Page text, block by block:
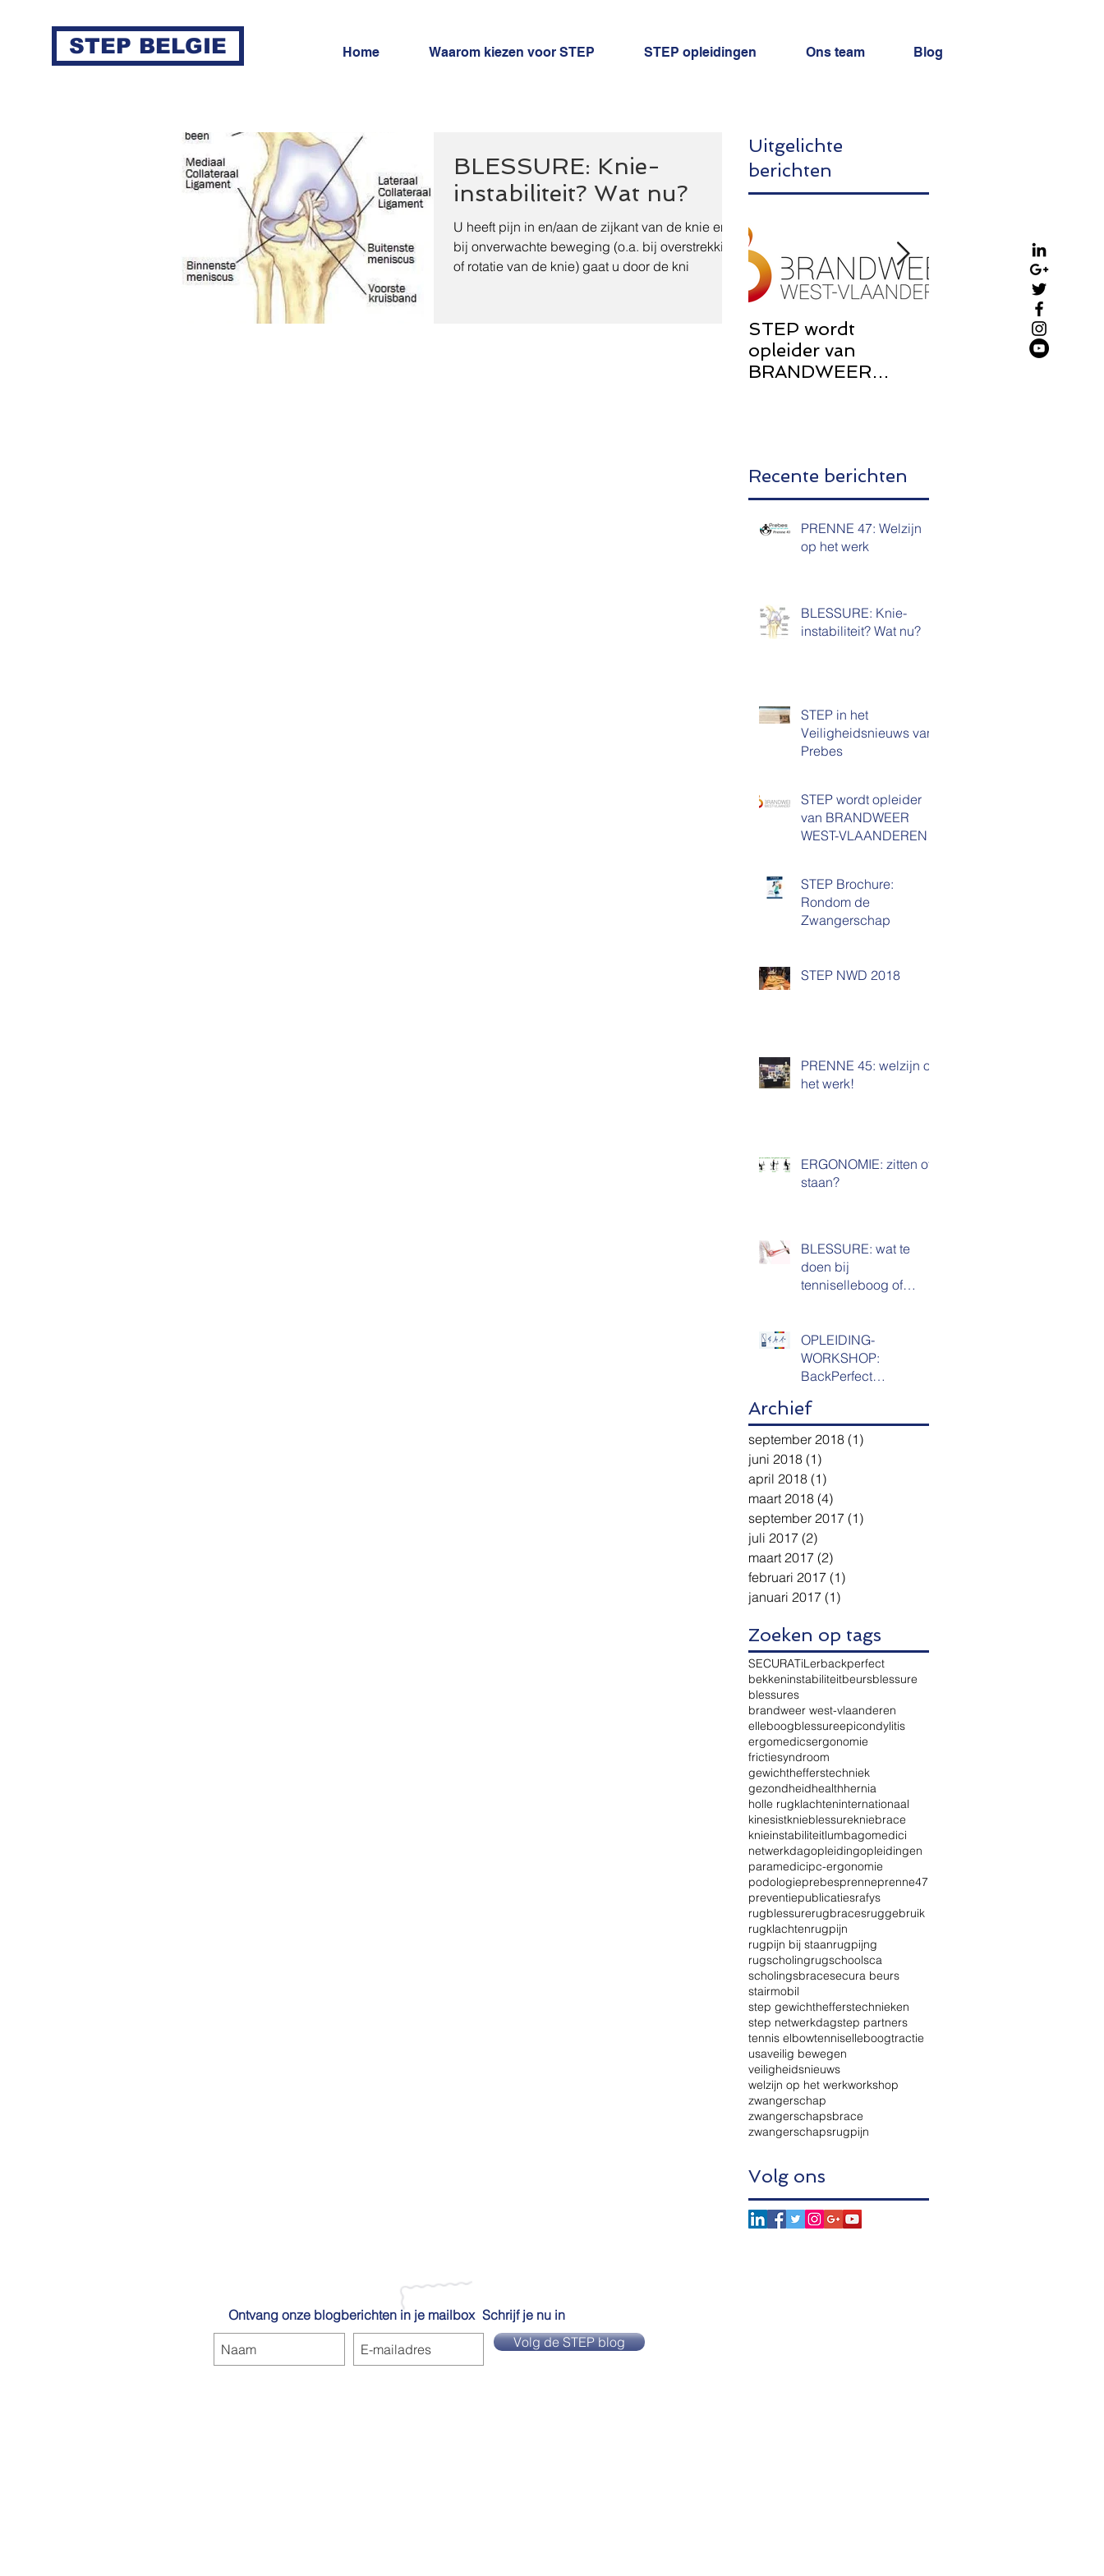
STEP BELGIE Home Waarom kiezen voor STEP STEP opleidingen Ons team Blog
BLESSURE: Knie-
instabiliteit? Wat nu?
U heeft pijn in en/aan de zijkant van de knie en
bij onverwachte beweging (o.a. bij overstrekking
of rotatie van de knie) gaat u door de kni
Uitgelichte
berichten
STEP wordt
opleider van
BRANDWEER
STEP Brochure:
Rondom de
Recente berichten
PRENNE 47: Welzijn
op het werk
BLESSURE: Knie-
instabiliteit? Wat nu?
STEP in het
Veiligheidsnieuws van
Prebes
STEP wordt opleider
van BRANDWEER
WEST-VLAANDEREN
STEP Brochure:
Rondom de
Zwangerschap
STEP NWD 2018
PRENNE 45: welzijn op
het werk!
ERGONOMIE: zitten of
staan?
BLESSURE: wat te
doen bij
tenniselleboog of
OPLEIDING-
WORKSHOP:
BackPerfect
kinesisten & (para)
medici
Archief
september 2018 (1)
juni 2018 (1)
april 2018 (1)
maart 2018 (4)
september 2017 (1)
juli 2017 (2)
maart 2017 (2)
februari 2017 (1)
januari 2017 (1)
Zoeken op tags
SECURATiLerbackperfect
bekkeninstabiliteitbeursblessure
blessures
brandweer west-vlaanderen
elleboogblessureepicondylitis
ergomedicsergonomie
frictiesyndroom
gewichthefferstechniek
gezondheidhealthhernia
holle rugklachteninternationaal
kinesistknieblessurekniebrace
knieinstabiliteitlumbagomedici
netwerkdagopleidingopleidingen
paramedicipc-ergonomie
podologieprebesprenneprenne47
preventiepublicatiesrafys
rugblessurerugbracesruggebruik
rugklachtenrugpijn
rugpijn bij staanrugpijng
rugscholingrugschoolsca
scholingsbracesecura beurs
stairmobil
step gewichthefferstechnieken
step netwerkdagstep partners
tennis elbowtenniselleboogtractie
usaveilig bewegen
veiligheidsnieuws
welzijn op het werkworkshop
zwangerschap
zwangerschapsbrace
zwangerschapsrugpijn
Volg ons
Ontvang onze blogberichten in je mailbox Schrijf je nu in
Volg de STEP blog